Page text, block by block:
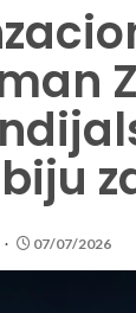
07/07/2026